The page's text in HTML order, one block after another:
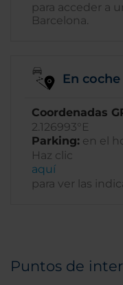
para acceder a
Barcelona.
En coche
Coordenadas
2.126993°E
Parking: en el
Haz clic
aquí
para ver las
Puntos de